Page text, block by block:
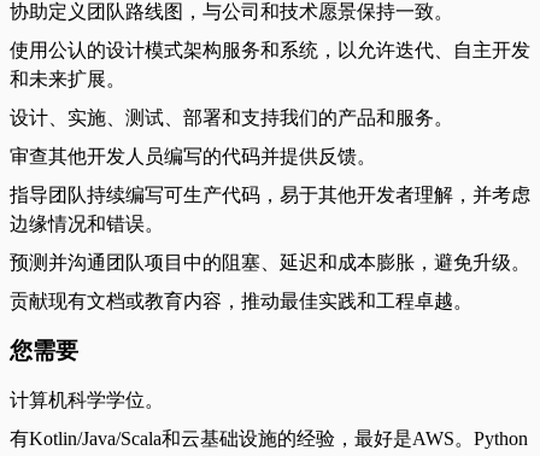
协助定义团队路线图，与公司和技术愿景保持一致。
使用公认的设计模式架构服务和系统，以允许迭代、自主开发
和未来扩展。
设计、实施、测试、部署和支持我们的产品和服务。
审查其他开发人员编写的代码并提供反馈。
指导团队持续编写可生产代码，易于其他开发者理解，并考虑
边缘情况和错误。
预测并沟通团队项目中的阻塞、延迟和成本膨胀，避免升级。
贡献现有文档或教育内容，推动最佳实践和工程卓越。
您需要
计算机科学学位。
有Kotlin/Java/Scala和云基础设施的经验，最好是AWS。Python